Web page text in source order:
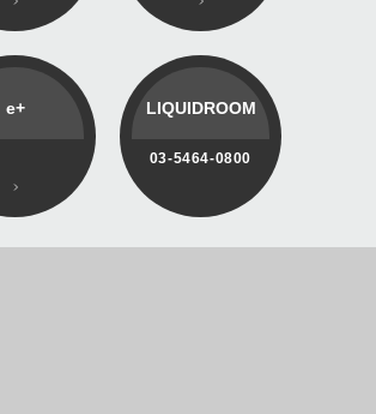
e+ LIQUIDROOM
03-5464-0800